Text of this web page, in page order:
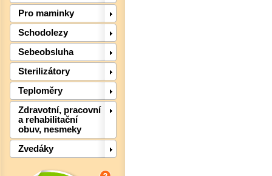
Pro maminky
Schodolezy
Sebeobsluha
Sterilizátory
Teploměry
Zdravotní, pracovní
a rehabilitační
obuv, nesmeky
Zvedáky